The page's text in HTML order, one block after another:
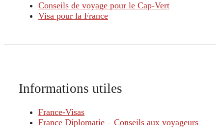
Conseils de voyage pour le Cap-Vert
Visa pour la France
Informations utiles
France-Visas
France Diplomatie – Conseils aux voyageurs